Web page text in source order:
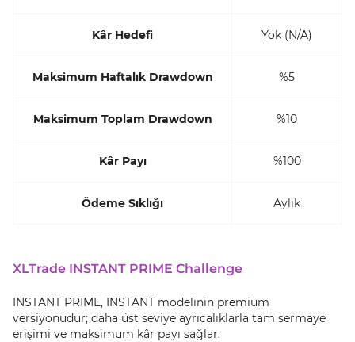
Kâr Hedefi Yok (N/A)
Maksimum Haftalık Drawdown %5
Maksimum Toplam Drawdown %10
Kâr Payı %100
Ödeme Sıklığı Aylık
XLTrade INSTANT PRIME Challenge
INSTANT PRIME, INSTANT modelinin premium
versiyonudur; daha üst seviye ayrıcalıklarla tam sermaye
erişimi ve maksimum kâr payı sağlar.